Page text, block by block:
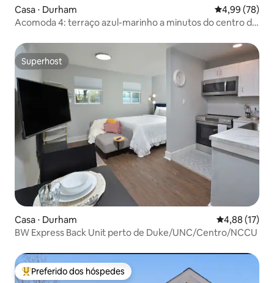
Casa ⋅ Durham 4,99 de uma
4,99 (78)
Acomoda 4: terraço azul-marinho a minutos do centro da
Superhost
Superhost
Casa ⋅ Durham 4,88 de uma
4,88 (17)
BW Express Back Unit perto de Duke/UNC/Centro/NCCU
Entre os melhores preferidos dos hóspedes
Preferido dos hóspedes